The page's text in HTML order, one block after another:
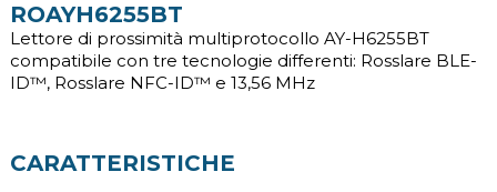
ROAYH6255BT
Lettore di prossimità multiprotocollo AY-H6255BT
compatibile con tre tecnologie differenti: Rosslare BLE-
ID™, Rosslare NFC-ID™ e 13,56 MHz
CARATTERISTICHE